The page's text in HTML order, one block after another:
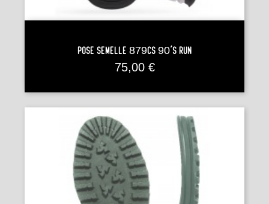
Pose Semelle 879CS 90’S RUN
Prix
75,00 €